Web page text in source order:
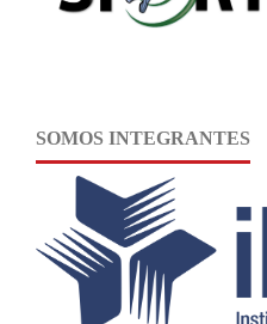
SOMOS INTEGRANTES